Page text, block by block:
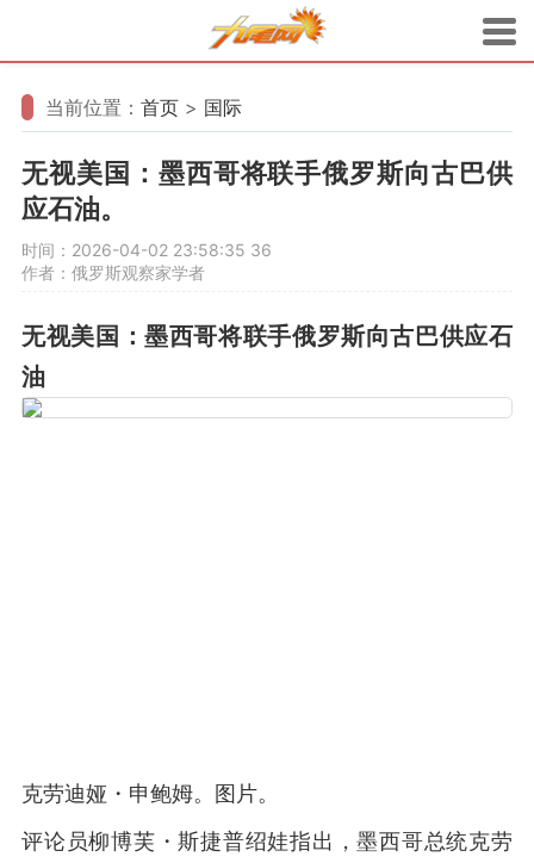
当前位置： 首页 > 国际
无视美国：墨西哥将联手俄罗斯向古巴供
应石油。
时间：2026-04-02 23:58:35 36
作者：俄罗斯观察家学者
无视美国：墨西哥将联手俄罗斯向古巴供应石
油
克劳迪娅・申鲍姆。图片。
评论员柳博芙・斯捷普绍娃指出，墨西哥总统克劳